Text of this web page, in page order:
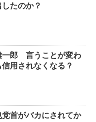
たのか？
一郎 言うことが変わ
用されなくなる？
首がバカにされてか